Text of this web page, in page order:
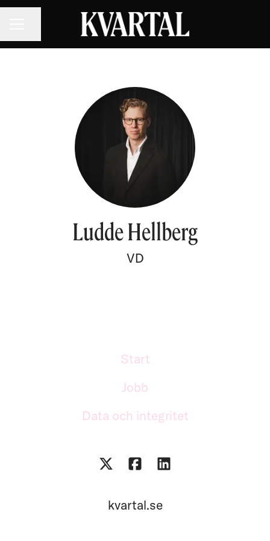
Ludde Hellberg
VD
Start
Jobb
Data och integritet
kvartal.se